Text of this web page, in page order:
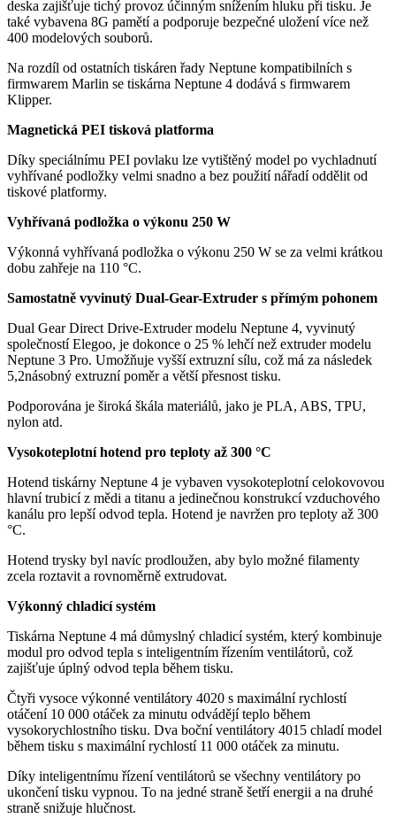
deska zajišťuje tichý provoz účinným snížením hluku při tisku. Je
také vybavena 8G pamětí a podporuje bezpečné uložení více než
400 modelových souborů.
Na rozdíl od ostatních tiskáren řady Neptune kompatibilních s
firmwarem Marlin se tiskárna Neptune 4 dodává s firmwarem
Klipper.
Magnetická PEI tisková platforma
Díky speciálnímu PEI povlaku lze vytištěný model po vychladnutí
vyhřívané podložky velmi snadno a bez použití nářadí oddělit od
tiskové platformy.
Vyhřívaná podložka o výkonu 250 W
Výkonná vyhřívaná podložka o výkonu 250 W se za velmi krátkou
dobu zahřeje na 110 °C.
Samostatně vyvinutý Dual-Gear-Extruder s přímým pohonem
Dual Gear Direct Drive-Extruder modelu Neptune 4, vyvinutý
společností Elegoo, je dokonce o 25 % lehčí než extruder modelu
Neptune 3 Pro. Umožňuje vyšší extruzní sílu, což má za následek
5,2násobný extruzní poměr a větší přesnost tisku.
Podporována je široká škála materiálů, jako je PLA, ABS, TPU,
nylon atd.
Vysokoteplotní hotend pro teploty až 300 °C
Hotend tiskárny Neptune 4 je vybaven vysokoteplotní celokovovou
hlavní trubicí z mědi a titanu a jedinečnou konstrukcí vzduchového
kanálu pro lepší odvod tepla. Hotend je navržen pro teploty až 300
°C.
Hotend trysky byl navíc prodloužen, aby bylo možné filamenty
zcela roztavit a rovnoměrně extrudovat.
Výkonný chladicí systém
Tiskárna Neptune 4 má důmyslný chladicí systém, který kombinuje
modul pro odvod tepla s inteligentním řízením ventilátorů, což
zajišťuje úplný odvod tepla během tisku.
Čtyři vysoce výkonné ventilátory 4020 s maximální rychlostí
otáčení 10 000 otáček za minutu odvádějí teplo během
vysokorychlostního tisku. Dva boční ventilátory 4015 chladí model
během tisku s maximální rychlostí 11 000 otáček za minutu.
Díky inteligentnímu řízení ventilátorů se všechny ventilátory po
ukončení tisku vypnou. To na jedné straně šetří energii a na druhé
straně snižuje hlučnost.